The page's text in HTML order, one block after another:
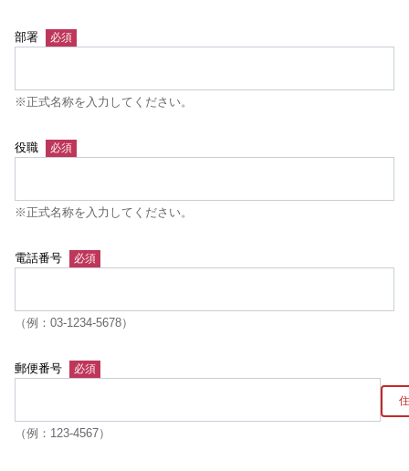
部署
※正式名称を入力してください。
役職
※正式名称を入力してください。
電話番号
（例：03-1234-5678）
郵便番号
（例：123-4567）